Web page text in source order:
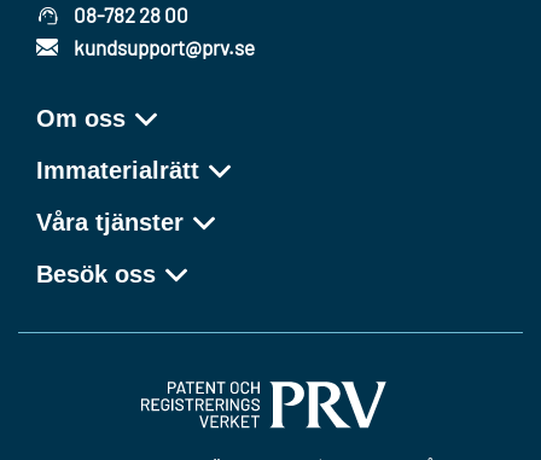
08-782 28 00
kundsupport@prv.se
Om oss
Immaterialrätt
Våra tjänster
Besök oss